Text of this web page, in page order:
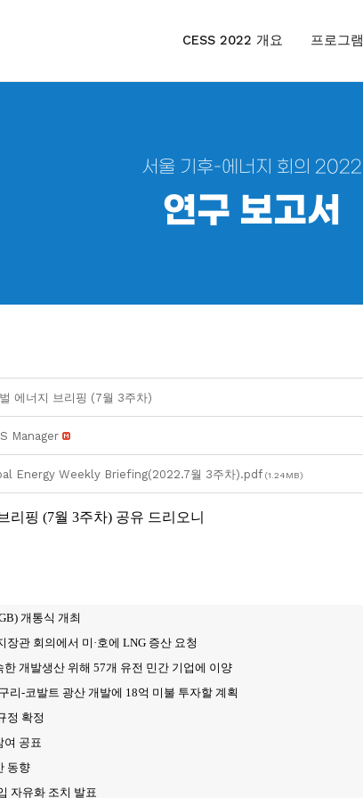
CESS 2022 개요 프로그램
서울 기후-에너지 회의 2022
연구 보고서
에너지 브리핑 (7월 3주차)
Manager
Energy Weekly Briefing(2022.7월 3주차).pdf (1.24MB)
리핑 (7월 3주차) 공유 드리오니
개통식 개최
장관 회의에서 미 ·호에 LNG 증산 요청
개발생산 위해 57개 유전 민간 기업에 이양
리-코발트 광산 개발에 18억 미불 투자할 계획
정 확정
여 공표
동향
자유화 조치 발표